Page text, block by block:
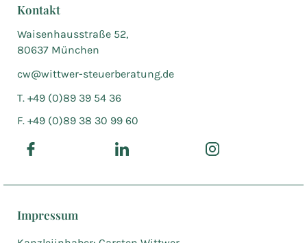
Kontakt
Waisenhausstraße 52,
80637 München
cw@wittwer-steuerberatung.de
T. +49 (0)89 39 54 36
F. +49 (0)89 38 30 99 60
Impressum